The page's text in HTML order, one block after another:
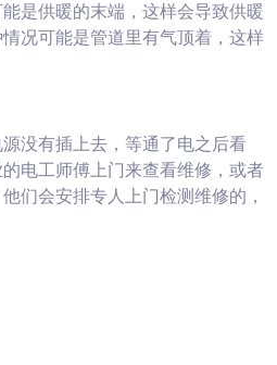
是供暖的末端，这样会导致供暖
况可能是管道里有气顶着，这样
没有插上去，等通了电之后看
电工师傅上门来查看维修，或者
们会安排专人上门检测维修的，